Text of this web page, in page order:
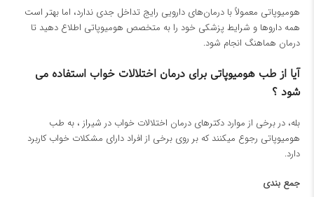
هومیوپاتی معمولاً با درمان‌های دارویی رایج تداخل جدی ندارد، اما بهتر است
همه داروها و شرایط پزشکی خود را به متخصص هومیوپاتی اطلاع دهید تا
درمان هماهنگ انجام شود.
آیا از طب هومیوپاتی برای درمان اختلالات خواب استفاده می
شود ؟
بله، در برخی از موارد دکترهای درمان اختلالات خواب در شیراز ، به طب
هومیوپاتی رجوع میکنند که بر روی برخی از افراد دارای مشکلات خواب کاربرد
دارد.
جمع بندی